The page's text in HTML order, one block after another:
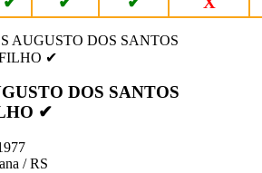
DOS SANTOS
✔
/ RS